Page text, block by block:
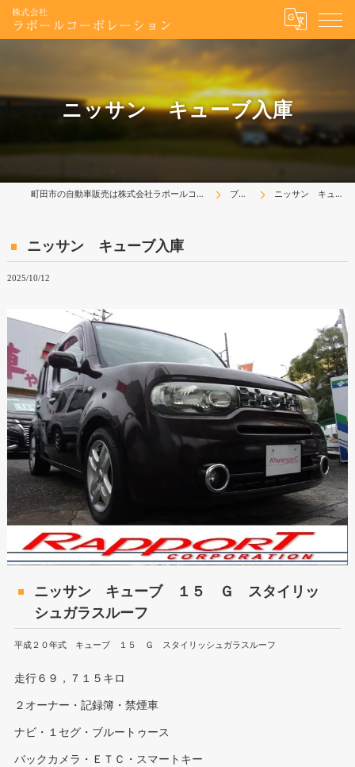
ニッサン キューブ入庫
町田市の自動車販売は株式会社ラポールコーポレーション ブログ ニッサン キューブ入庫
ニッサン キューブ入庫
2025/10/12
ニッサン キューブ １５ Ｇ スタイリッ
シュガラスルーフ
平成２０年式 キューブ １５ Ｇ スタイリッシュガラスルーフ
走行６９，７１５キロ
２オーナー・記録簿・禁煙車
ナビ・１セグ・ブルートゥース
バックカメラ・ＥＴＣ・スマートキー